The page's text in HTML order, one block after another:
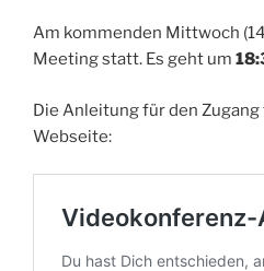
Am kommenden Mittwoch
Meeting statt. Es geht um
Die Anleitung für den
Webseite: